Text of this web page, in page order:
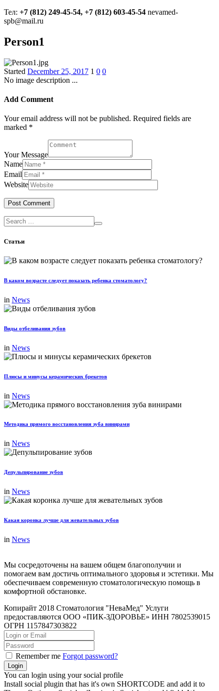
Тел: +7 (812) 249-45-54, +7 (812) 603-45-54 nevamed-
spb@mail.ru
Person1
Started December 25, 2017 1 0 0
No image description ...
Add Comment
Your email address will not be published. Required fields are
marked *
Your Message
Name
Email
Website
Статьи
В каком возрасте следует показать ребенка стоматологу?
in News
Виды отбеливания зубов
in News
Плюсы и минусы керамических брекетов
in News
Методика прямого восстановления зуба винирами
in News
Депульпирование зубов
in News
Какая коронка лучше для жевательных зубов
in News
Мы сосредоточены на вашем общем благополучии и
помогаем вам достичь оптимального здоровья и эстетики. Мы
обеспечиваем современную стоматологическую помощь в
комфортной обстановке.
Копирайт 2018 Стоматология "НеваМед" Услуги
предоставляются ООО «ПИК-ЗДОРОВЬЕ» ИНН 7802539015
ОГРН 1157847303822
Remember me Forgot password?
You can login using your social profile
Install social plugin that has it's own SHORTCODE and add it to